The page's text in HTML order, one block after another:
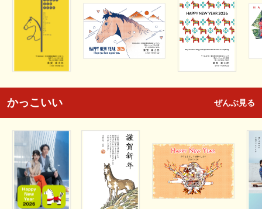
かっこいい ぜんぶ見る